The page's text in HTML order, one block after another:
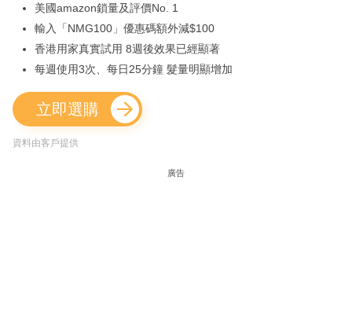
美國amazon鎖量及評價No. 1
輸入「NMG100」優惠碼額外減$100
香港用家真實試用 8週後效果已經顯著
每週使用3次、每日25分鐘 髮量明顯增加
立即選購
資料由客戶提供
廣告